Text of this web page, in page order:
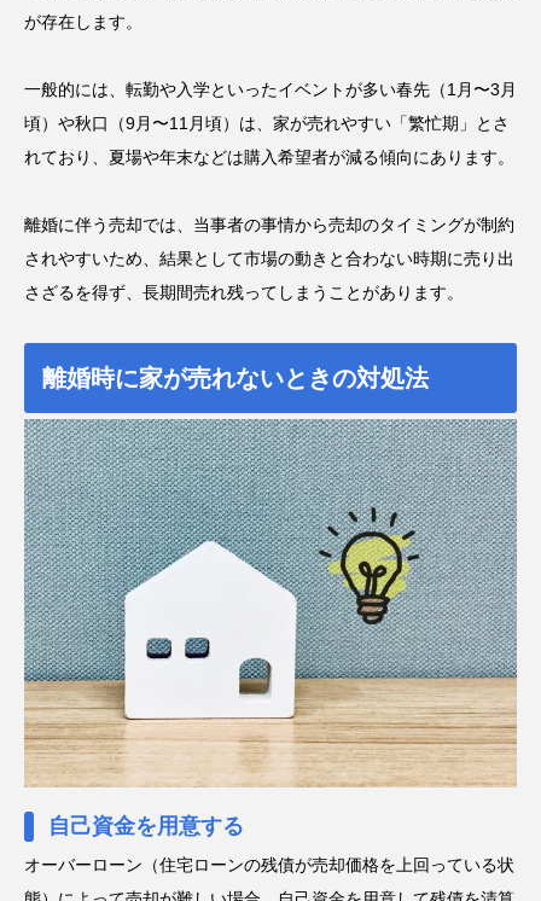
が存在します。
一般的には、転勤や入学といったイベントが多い春先（1月〜3月
頃）や秋口（9月〜11月頃）は、家が売れやすい「繁忙期」とさ
れており、夏場や年末などは購入希望者が減る傾向にあります。
離婚に伴う売却では、当事者の事情から売却のタイミングが制約
されやすいため、結果として市場の動きと合わない時期に売り出
さざるを得ず、長期間売れ残ってしまうことがあります。
離婚時に家が売れないときの対処法
自己資金を用意する
オーバーローン（住宅ローンの残債が売却価格を上回っている状